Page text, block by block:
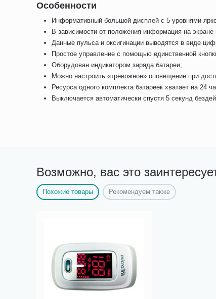
Особенности
Информативный большой дисплей с 5 уровнями
В зависимости от положения информация на
Данные пульса и оксигинации выводятся в виде
Простое управление с помощью единственной
Оборудован индикатором заряда батареи;
Можно настроить «тревожное» оповещение при
Ресурса одного комплекта батареек хватает на 24
Выключается автоматически спустя 5 секунд
Возможно, вас это
Похожие товары Рекомендуем также